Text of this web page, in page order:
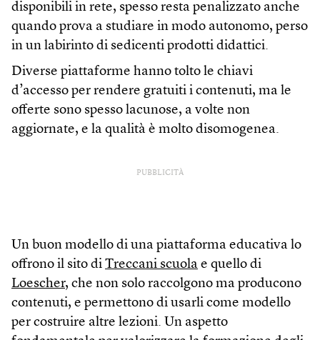
disponibili in rete, spesso resta penalizzato anche
quando prova a studiare in modo autonomo, perso
in un labirinto di sedicenti prodotti didattici.
Diverse piattaforme hanno tolto le chiavi
d’accesso per rendere gratuiti i contenuti, ma le
offerte sono spesso lacunose, a volte non
aggiornate, e la qualità è molto disomogenea.
PUBBLICITÀ
Un buon modello di una piattaforma educativa lo
offrono il sito di Treccani scuola e quello di
Loescher, che non solo raccolgono ma producono
contenuti, e permettono di usarli come modello
per costruire altre lezioni. Un aspetto